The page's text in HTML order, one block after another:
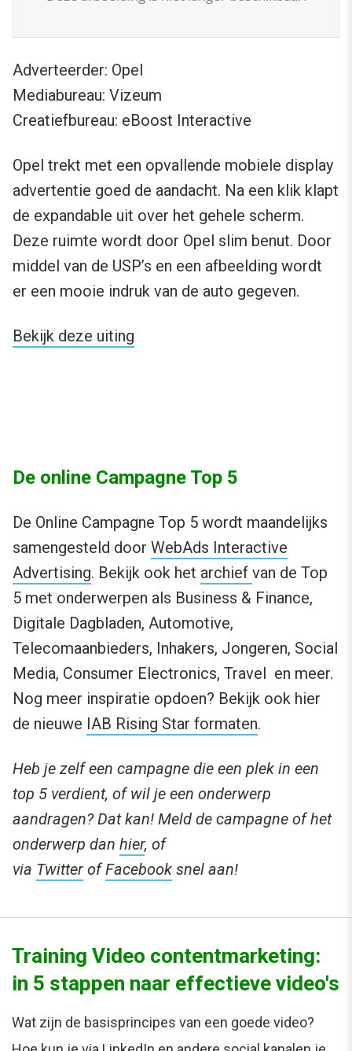
Adverteerder: Opel
Mediabureau: Vizeum
Creatiefbureau: eBoost Interactive
Opel trekt met een opvallende mobiele display
advertentie goed de aandacht. Na een klik klapt
de expandable uit over het gehele scherm.
Deze ruimte wordt door Opel slim benut. Door
middel van de USP’s en een afbeelding wordt
er een mooie indruk van de auto gegeven.
Bekijk deze uiting
De online Campagne Top 5
De Online Campagne Top 5 wordt maandelijks
samengesteld door WebAds Interactive
Advertising. Bekijk ook het archief van de Top
5 met onderwerpen als Business & Finance,
Digitale Dagbladen, Automotive,
Telecomaanbieders, Inhakers, Jongeren, Social
Media, Consumer Electronics, Travel en meer.
Nog meer inspiratie opdoen? Bekijk ook hier
de nieuwe IAB Rising Star formaten.
Heb je zelf een campagne die een plek in een
top 5 verdient, of wil je een onderwerp
aandragen? Dat kan! Meld de campagne of het
onderwerp dan hier, of
via Twitter ofFacebook snel aan!
Training Video contentmarketing:
in 5 stappen naar effectieve video's
Wat zijn de basisprincipes van een goede video?